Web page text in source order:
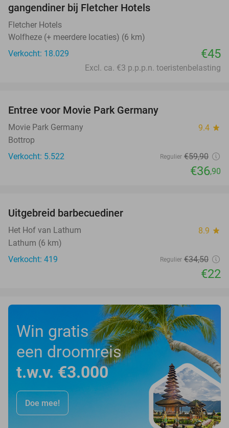
gangendiner bij Fletcher Hotels
Fletcher Hotels
Wolfheze (+ meerdere locaties) (6 km)
Verkocht: 18.029
€45
Excl. ca. €3 p.p.p.n. toeristenbelasting
Entree voor Movie Park Germany
Movie Park Germany 9.4 star
Bottrop
Verkocht: 5.522
Regulier €59,90
€36,90
Uitgebreid barbecuediner
Het Hof van Lathum 8.9 star
Lathum (6 km)
Verkocht: 419
Regulier €34,50
€22
Win gratis
een droomreis
t.w.v. €3.000
Doe mee!